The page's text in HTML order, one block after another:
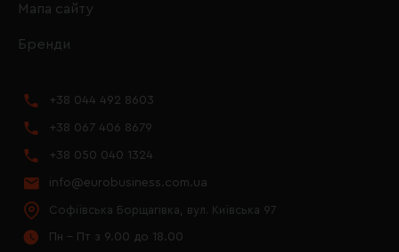
Мапа сайту
Бренди
+38 044 492 8603
+38 067 406 8679
+38 050 040 1324
info@eurobusiness.com.ua
Софіївська Борщагівка, вул. Київська 97
Пн - Пт з 9.00 до 18.00